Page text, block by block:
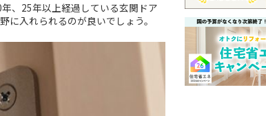
、25年以上経過している玄関ドア
入れられるのが良いでしょう。